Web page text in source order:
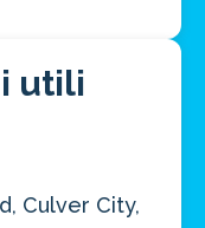
utili
Culver City,